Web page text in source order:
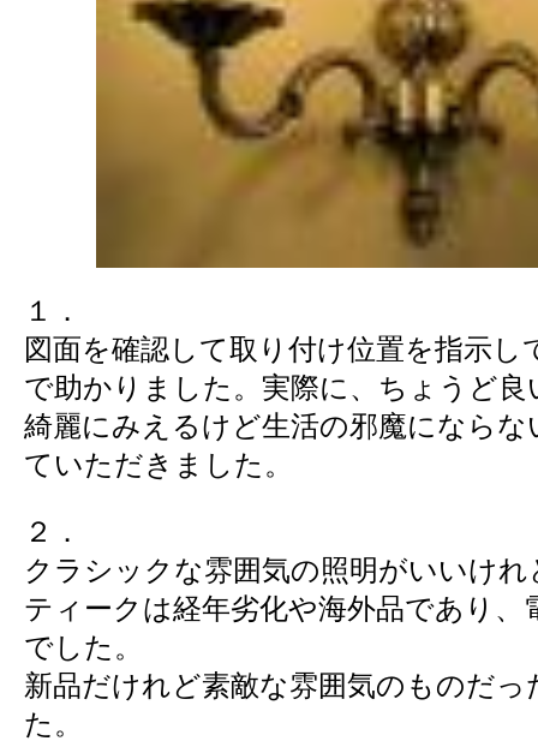
１．
図面を確認して取り付け位置を指示し
で助かりました。実際に、ちょうど良
綺麗にみえるけど生活の邪魔にならな
ていただきました。
２．
クラシックな雰囲気の照明がいいけ
ティークは経年劣化や海外品であり、
でした。
新品だけれど素敵な雰囲気のものだ
た。